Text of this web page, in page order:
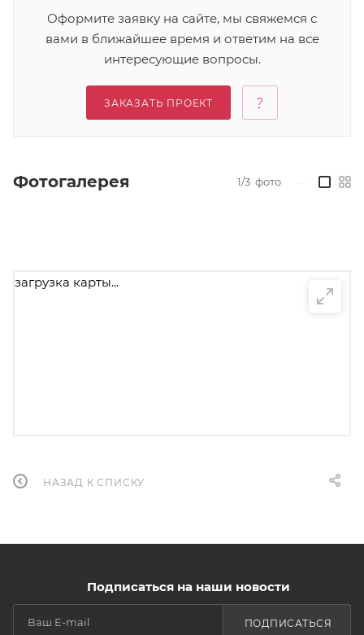
Оформите заявку на сайте, мы свяжемся с
вами в ближайшее время и ответим на все
интересующие вопросы.
ЗАКАЗАТЬ ПРОЕКТ
Фотогалерея 1/3 фото
загрузка карты...
НАЗАД К СПИСКУ
Подписаться на наши новости
ПОДПИСАТЬСЯ